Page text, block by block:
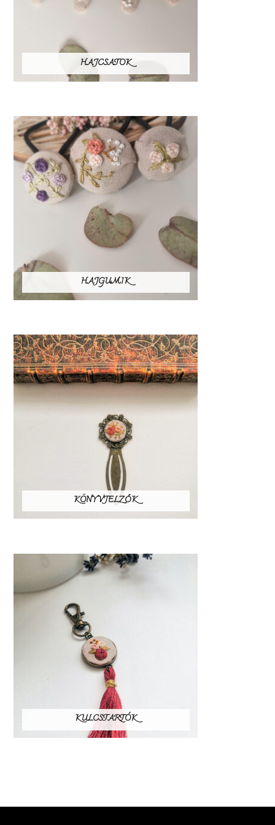
HAJCSATOK
HAJGUMIK
KÖNYVJELZŐK
KULCSTARTÓK